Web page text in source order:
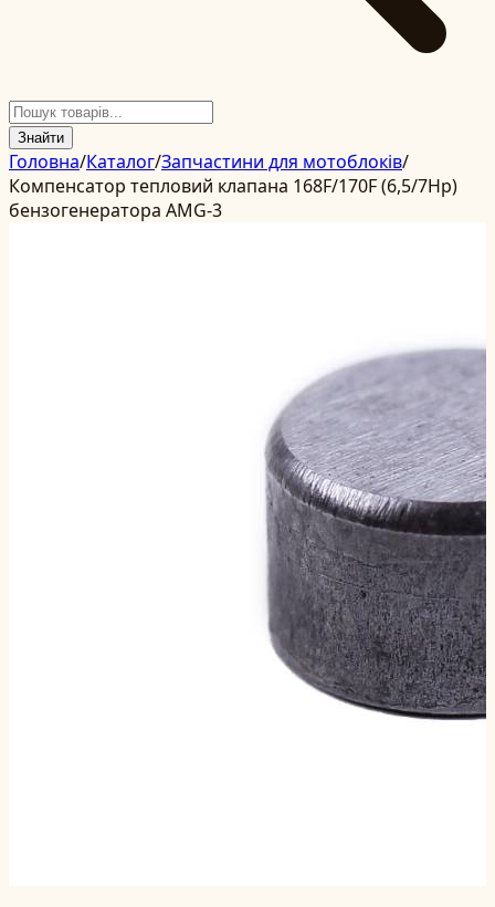
Знайти
Головна/Каталог/Запчастини для мотоблоків/
Компенсатор тепловий клапана 168F/170F (6,5/7Hp)
бензогенератора AMG-3